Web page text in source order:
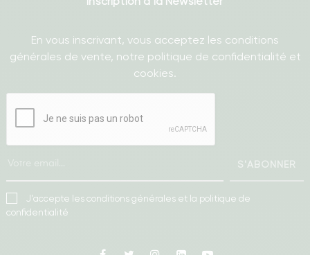
En vous inscrivant, vous acceptez les conditions
générales de vente, notre politique de confidentialité et
cookies.
S'ABONNER
J'accepte les conditions générales et la politique de
confidentialité